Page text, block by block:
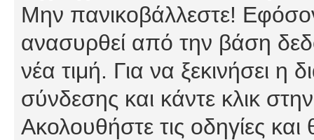
Μην πανικοβάλλεστε!
ανασυρθεί από την βάση
νέα τιμή. Για να ξεκινήσει η
σύνδεσης και κάντε κλικ
Ακολουθήστε τις οδηγίες